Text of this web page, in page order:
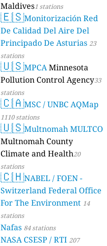
Maldives1 stations
🇪🇸Monitorización Red
De Calidad Del Aire Del
Principado De Asturias 23
stations
🇺🇸MPCAMinnesota
Pollution Control Agency33
stations
🇨🇦MSC / UNBC AQMap
1110 stations
🇺🇸Multnomah MULTCO
Multnomah County
Climate and Health20
stations
🇨🇭NABEL / FOEN -
Switzerland Federal Office
For The Environment 14
stations
Nafas 84 stations
NASA CSESP / RTI 207